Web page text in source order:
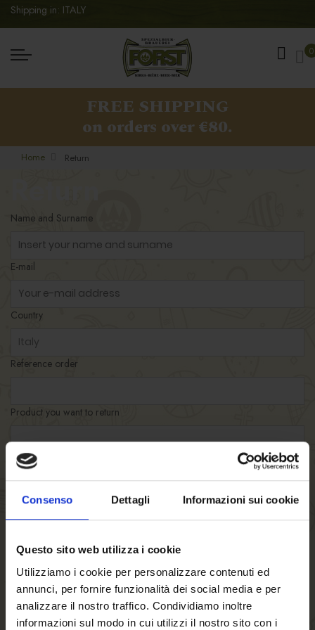
Consenso Dettagli Informazioni sui cookie
Questo sito web utilizza i cookie
Utilizziamo i cookie per personalizzare contenuti ed
annunci, per fornire funzionalità dei social media e per
analizzare il nostro traffico. Condividiamo inoltre
informazioni sul modo in cui utilizzi il nostro sito con i
Shipping in: ITALY
0
FREE SHIPPING
on orders over €80.
Home Return
Name and Surname
E-mail
Country
Reference order
Product you want to return
Desired return date
Message